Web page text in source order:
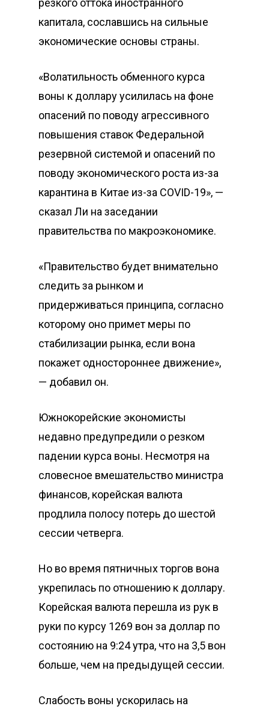
капитала, сославшись на сильные
экономические основы страны.
«Волатильность обменного курса
воны к доллару усилилась на фоне
опасений по поводу агрессивного
повышения ставок Федеральной
резервной системой и опасений по
поводу экономического роста из-за
карантина в Китае из-за COVID-19», —
сказал Ли на заседании
правительства по макроэкономике.
«Правительство будет внимательно
следить за рынком и
придерживаться принципа, согласно
которому оно примет меры по
стабилизации рынка, если вона
покажет одностороннее движение»,
— добавил он.
Южнокорейские экономисты
недавно предупредили о резком
падении курса воны. Несмотря на
словесное вмешательство министра
финансов, корейская валюта
продлила полосу потерь до шестой
сессии четверга.
Но во время пятничных торгов вона
укрепилась по отношению к доллару.
Корейская валюта перешла из рук в
руки по курсу 1269 вон за доллар по
состоянию на 9:24 утра, что на 3,5 вон
больше, чем на предыдущей сессии.
Слабость воны ускорилась на